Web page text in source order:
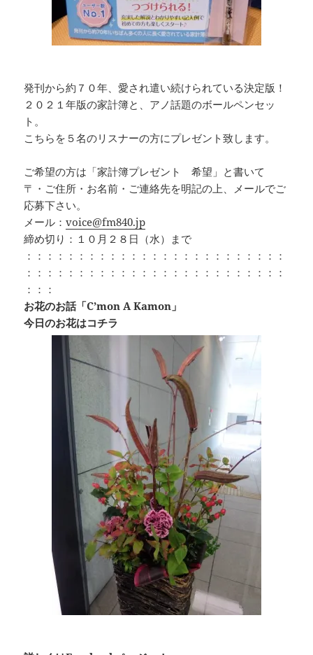
発刊から約７０年、愛され遣い続けられている決定版！
２０２１年版の家計簿と、アノ話題のボールペンセッ
ト。
こちらを５名のリスナーの方にプレゼント致します。
ご希望の方は「家計簿プレゼント 希望」と書いて
〒・ご住所・お名前・ご連絡先を明記の上、メールでご
応募下さい。
メール：voice@fm840.jp
締め切り：１０月２８日（水）まで
：：：：：：：：：：：：：：：：：：：：：：：：：
：：：：：：：：：：：：：：：：：：：：：：：：：
：：：
お花のお話「C’mon A Kamon」
今日のお花はコチラ